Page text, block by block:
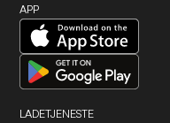
APP
LADETJENESTE